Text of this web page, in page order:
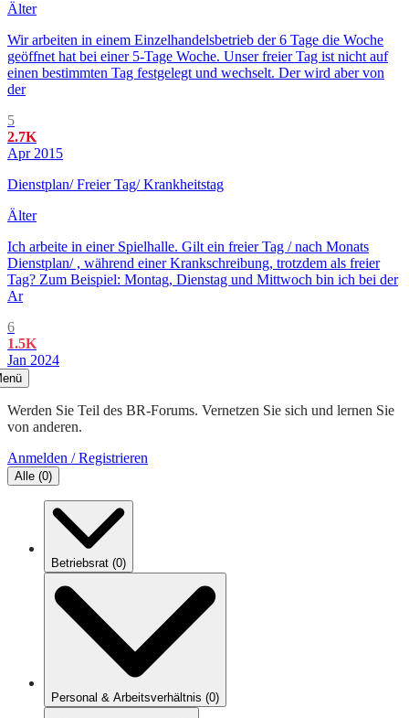
Älter
Wir arbeiten in einem Einzelhandelsbetrieb der 6 Tage die Woche
geöffnet hat bei einer 5-Tage Woche. Unser freier Tag ist nicht auf
einen bestimmten Tag festgelegt und wechselt. Der wird aber von
der
5
2.7K
Apr 2015
Dienstplan/ Freier Tag/ Krankheitstag
Älter
Ich arbeite in einer Spielhalle. Gilt ein freier Tag / nach Monats
Dienstplan/ , während einer Krankschreibung, trotzdem als freier
Tag? Zum Beispiel: Montag, Dienstag und Mittwoch bin ich bei der
Ar
6
1.5K
Jan 2024
Werden Sie Teil des BR-Forums. Vernetzen Sie sich und lernen Sie
von anderen.
Anmelden / Registrieren
Alle (0)
Betriebsrat (0)
Personal & Arbeitsverhältnis (0)